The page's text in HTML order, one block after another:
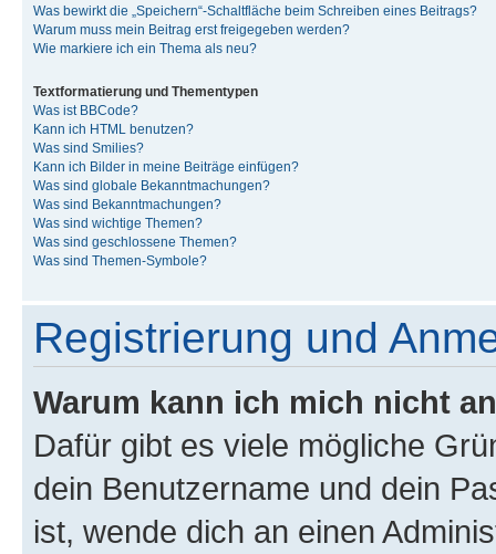
Was bewirkt die „Speichern“-Schaltfläche beim Schreiben eines Beitrags?
Warum muss mein Beitrag erst freigegeben werden?
Wie markiere ich ein Thema als neu?
Textformatierung und Thementypen
Was ist BBCode?
Kann ich HTML benutzen?
Was sind Smilies?
Kann ich Bilder in meine Beiträge einfügen?
Was sind globale Bekanntmachungen?
Was sind Bekanntmachungen?
Was sind wichtige Themen?
Was sind geschlossene Themen?
Was sind Themen-Symbole?
Registrierung und
Warum kann ich mich nicht
Dafür gibt es viele mögliche
dein Benutzername und dein
ist, wende dich an einen